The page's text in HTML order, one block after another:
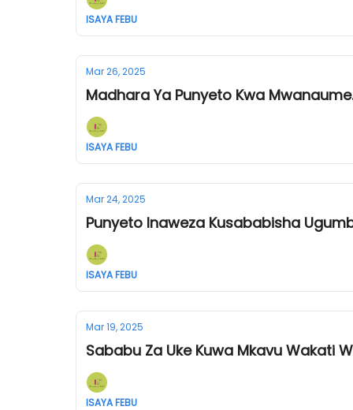
ISAYA FEBU
Mar 26, 2025
Madhara Ya Punyeto Kwa Mwanaume.
ISAYA FEBU
Mar 24, 2025
Punyeto Inaweza Kusababisha
ISAYA FEBU
Mar 19, 2025
Sababu Za Uke Kuwa Mkavu Wakati
ISAYA FEBU